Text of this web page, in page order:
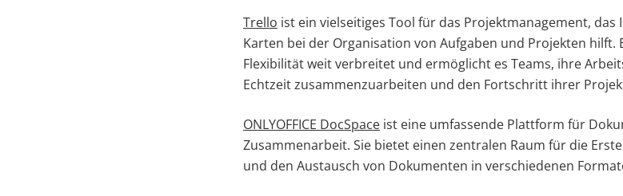
Trello ist ein vielseitiges Tool für das Projektmanagement,
Karten bei der Organisation von Aufgaben und Projekten hilft.
Flexibilität weit verbreitet und ermöglicht es Teams, ihre
Echtzeit zusammenzuarbeiten und den Fortschritt ihrer
ONLYOFFICE DocSpace ist eine umfassende Plattform für
Zusammenarbeit. Sie bietet einen zentralen Raum für die
und den Austausch von Dokumenten in verschiedenen